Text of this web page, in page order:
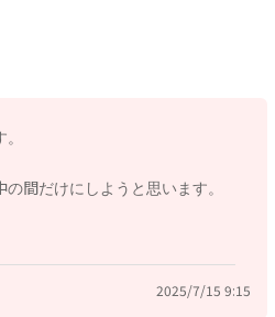
相談いただけたらと思います。
間だけにしようと思います。
2025/7/15 9:15